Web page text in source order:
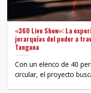
«360 Live Show»: La
jerarquías del poder a
Tangana
Con un elenco de 40
circular, el proyecto